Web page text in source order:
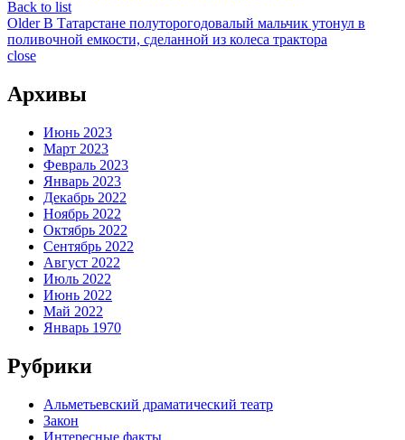
Back to list
Older В Татарстане полуторогодовалый мальчик утонул в
поливочной емкости, сделанной из колеса трактора
close
Архивы
Июнь 2023
Март 2023
Февраль 2023
Январь 2023
Декабрь 2022
Ноябрь 2022
Октябрь 2022
Сентябрь 2022
Август 2022
Июль 2022
Июнь 2022
Май 2022
Январь 1970
Рубрики
Альметьевский драматический театр
Закон
Интересные факты